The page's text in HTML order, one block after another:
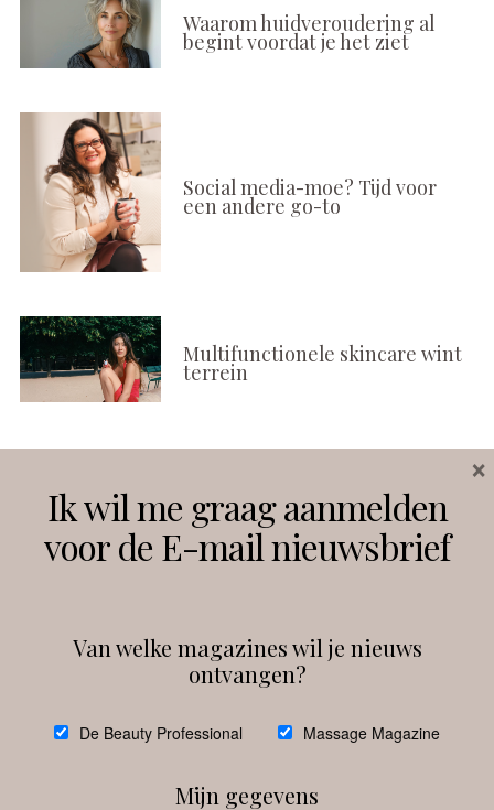
Waarom huidveroudering al
begint voordat je het ziet
Social media-moe? Tijd voor
een andere go-to
Multifunctionele skincare wint
terrein
Instagram Facebook
debeautyprofessional
Ik wil me graag aanmelden
voor de E-mail nieuwsbrief
Van welke magazines wil je nieuws
ontvangen?
De Beauty Professional Massage Magazine
Mijn gegevens
×